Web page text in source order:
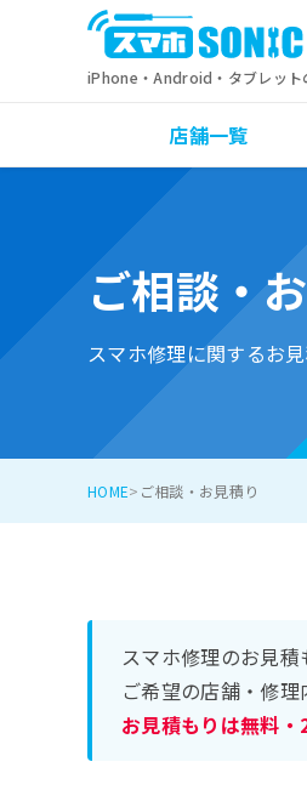
iPhone・Android・タブレット
店舗一覧
ご相談・
スマホ修理に関するお
HOME ご相談・お見積り
スマホ修理のお見積
ご希望の店舗・修
お見積もりは無料